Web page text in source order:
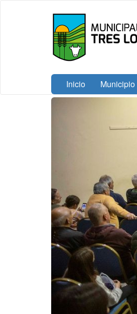
Tres
Lomas
Inicio Municipio
Contenido
principal